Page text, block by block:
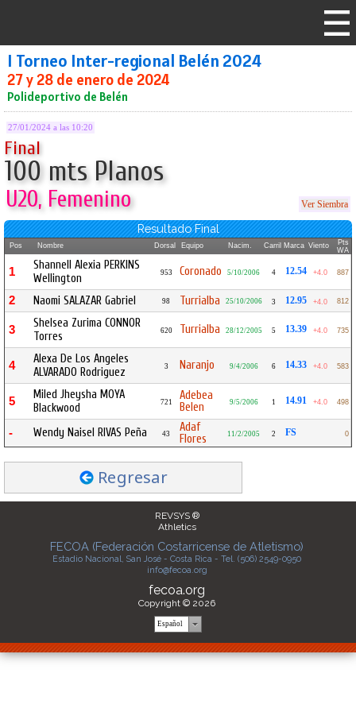
I Torneo Inter-regional Belén 2024
27 y 28 de enero de 2024
Polideportivo de Belén
27/01/2024 a las 10:20
Final
100 mts Planos
U20, Femenino Ver Siembra
Resultado Final
Pos Nombre Dorsal Equipo Nacim. Carril Marca Viento
Pts
WA
1
Shannell Alexia PERKINS
Wellington
953 Coronado 5/10/2006 4 12.54 +4.0 887
2 Naomi SALAZAR Gabriel 98 Turrialba 25/10/2006 3 12.95 +4.0 812
3
Shelsea Zurima CONNOR
Torres
620 Turrialba 28/12/2005 5 13.39 +4.0 735
4
Alexa De Los Angeles
ALVARADO Rodriguez
3 Naranjo 9/4/2006 6 14.33 +4.0 583
5
Miled Jheysha MOYA
Blackwood
721
Adebea
Belen
9/5/2006 1 14.91 +4.0 498
- Wendy Naisel RIVAS Peña 43
Adaf
Flores
11/2/2005 2 FS 0
Regresar
REVSYS ®
Athletics
FECOA (Federación Costarricense de Atletismo)
Estadio Nacional, San José - Costa Rica - Tel. (506) 2549-0950
info@fecoa.org
fecoa.org
Copyright © 2026